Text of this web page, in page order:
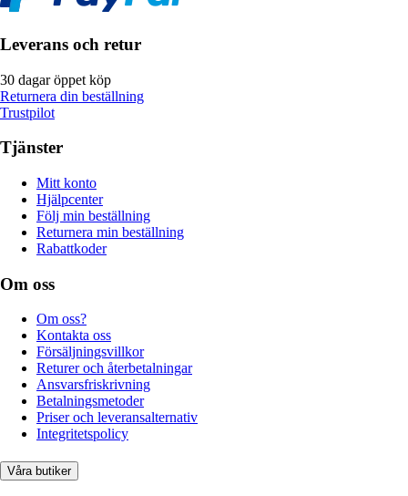
Leverans och retur
30 dagar öppet köp
Returnera din beställning
Trustpilot
Tjänster
Mitt konto
Hjälpcenter
Följ min beställning
Returnera min beställning
Rabattkoder
Om oss
Om oss?
Kontakta oss
Försäljningsvillkor
Returer och återbetalningar
Ansvarsfriskrivning
Betalningsmetoder
Priser och leveransalternativ
Integritetspolicy
Våra butiker